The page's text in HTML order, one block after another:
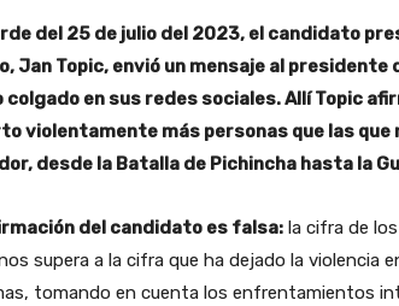
del 25 de julio del 2023, el candidato
Jan Topic, envió un mensaje al
colgado en sus redes sociales. Allí Topic
violentamente más personas que las
desde la Batalla de Pichincha hasta la
del candidato es falsa: la cifra de
supera a la cifra que ha dejado la violencia
tomando en cuenta los enfrentamientos